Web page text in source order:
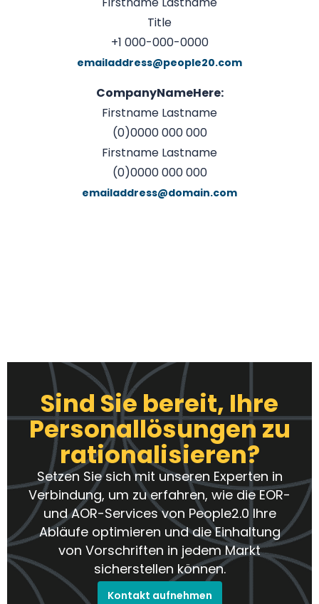
Title
+1 000-000-0000
emailaddress@people20.com
CompanyNameHere:
Firstname Lastname
(0)0000 000 000
Firstname Lastname
(0)0000 000 000
emailaddress@domain.com
Sind Sie bereit, Ihre
Personallösungen zu
rationalisieren?
Setzen Sie sich mit unseren Experten in
Verbindung, um zu erfahren, wie die EOR-
und AOR-Services von People2.0 Ihre
Abläufe optimieren und die Einhaltung
von Vorschriften in jedem Markt
sicherstellen können.
Kontakt aufnehmen